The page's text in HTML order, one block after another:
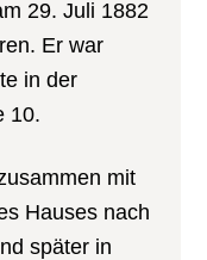
29. Juli 1882
Er war
in der
10.
mit
Hauses nach
später in